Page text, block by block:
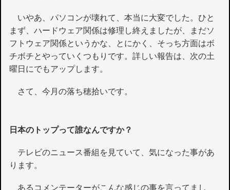
いやあ、パソコンが壊れて、本当に大変でした。ひと
まず、ハードウェア関係は修理し終えましたが、まだソ
フトウェア関係というかな、とにかく、そっち方面はボ
チボチとやっていくつもりです。詳しい報告は、次の土
曜日にでもアップします。
さて、今月の落ち穂拾いです。
日本のトップって誰なんですか？
テレビのニュース番組を見ていて、気になった事があ
ります。
あるコメンテーターがこんな感じの事を言ってまし